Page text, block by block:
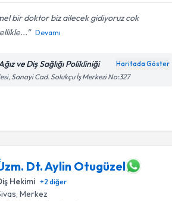
bir doktor biz ailecek gidiyoruz cok
Devamı
ve Diş Sağlığı Polikliniği Haritada Göster
Sanayi Cad. Solukçu İş Merkezi No:327
Dt. Aylin Otugüzel
Hekimi +2 diğer
, Merkez